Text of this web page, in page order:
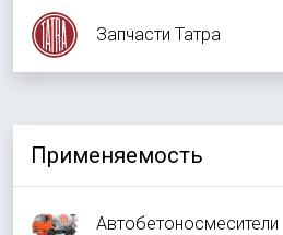
Запчасти Татра
Применяемость
Автобетоносмесители